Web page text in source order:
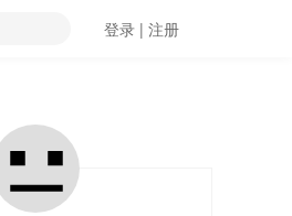
登录 | 注册